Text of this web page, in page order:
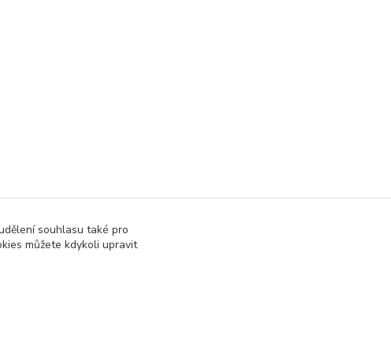
souhlasu také pro
můžete kdykoli upravit